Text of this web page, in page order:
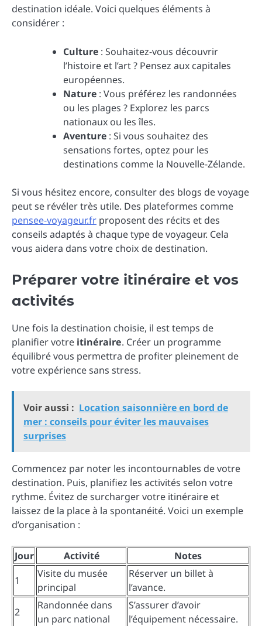
destination idéale. Voici quelques éléments à
considérer :
Culture : Souhaitez-vous découvrir
l’histoire et l’art ? Pensez aux capitales
européennes.
Nature : Vous préférez les randonnées
ou les plages ? Explorez les parcs
nationaux ou les îles.
Aventure : Si vous souhaitez des
sensations fortes, optez pour les
destinations comme la Nouvelle-Zélande.
Si vous hésitez encore, consulter des blogs de voyage
peut se révéler très utile. Des plateformes comme
pensee-voyageur.fr proposent des récits et des
conseils adaptés à chaque type de voyageur. Cela
vous aidera dans votre choix de destination.
Préparer votre itinéraire et vos
activités
Une fois la destination choisie, il est temps de
planifier votre itinéraire. Créer un programme
équilibré vous permettra de profiter pleinement de
votre expérience sans stress.
Voir aussi : Location saisonnière en bord de
mer : conseils pour éviter les mauvaises
surprises
Commencez par noter les incontournables de votre
destination. Puis, planifiez les activités selon votre
rythme. Évitez de surcharger votre itinéraire et
laissez de la place à la spontanéité. Voici un exemple
d’organisation :
Jour Activité
Notes
1
Visite du musée
principal
Réserver un billet à
l’avance.
2
Randonnée dans
un parc national
S’assurer d’avoir
l’équipement nécessaire.